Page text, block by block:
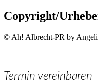
Copyright/
© Ah! Albrecht-PR by
Termin vereinbaren